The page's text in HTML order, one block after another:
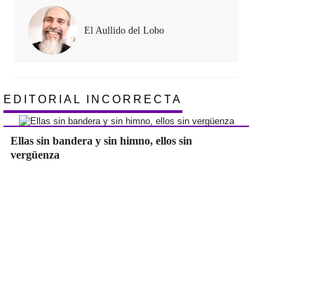
El Aullido del Lobo
EDITORIAL INCORRECTA
Ellas sin bandera y sin himno, ellos sin
vergüenza